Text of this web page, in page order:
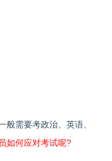
般需要考政治、英语、
如何应对考试呢?